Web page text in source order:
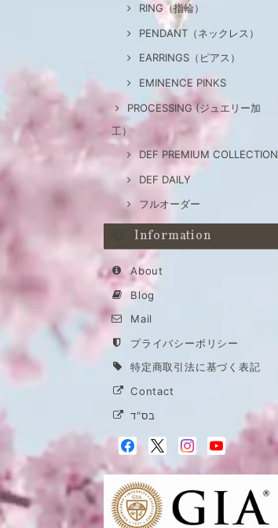
RING（指輪）
PENDANT（ネックレス）
EARRINGS（ピアス）
EMINENCE PINKS
PROCESSING (ジュエリー加
工）
DEF PREMIUM COLLECTION
DEF DAILY
フルオーダー
Information
About
Blog
Mail
プライバシーポリシー
特定商取引法に基づく表記
Contact
בס"ד